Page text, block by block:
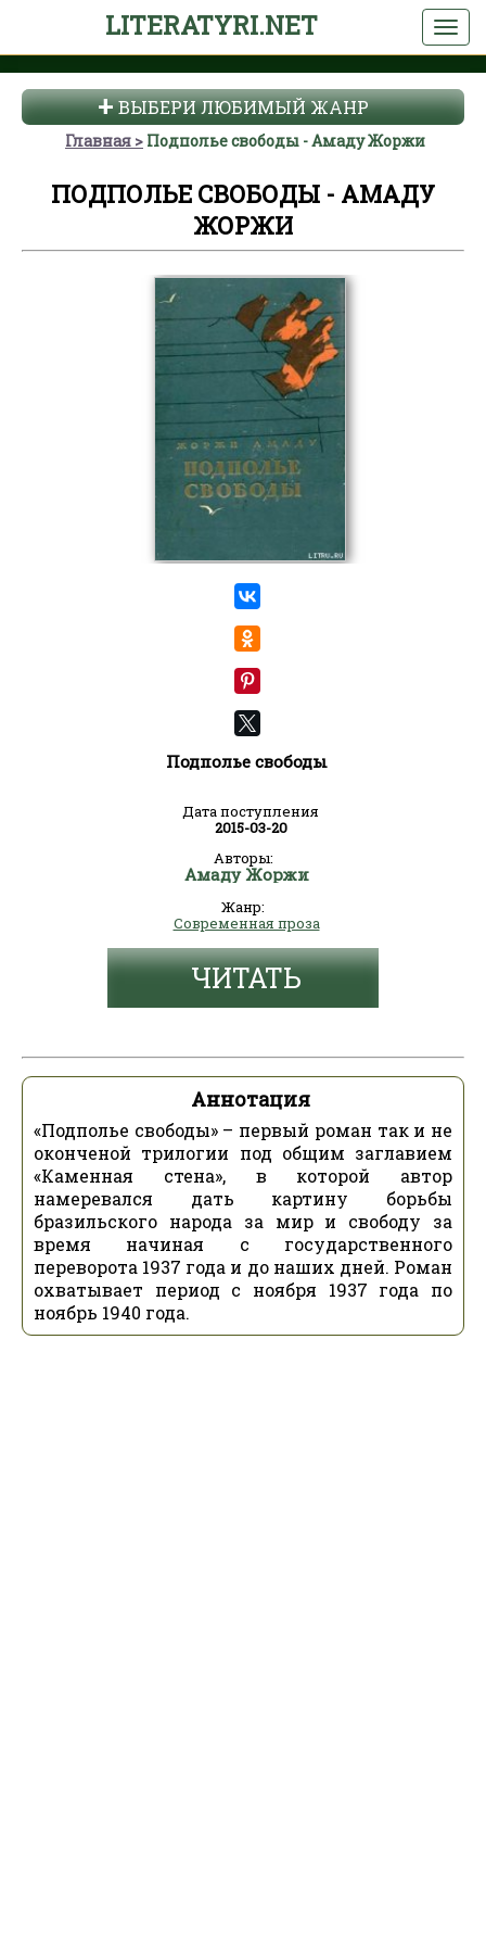
LITERATYRI.NET
ВЫБЕРИ ЛЮБИМЫЙ ЖАНР
Главная Подполье свободы - Амаду Жоржи
ПОДПОЛЬЕ СВОБОДЫ - АМАДУ
ЖОРЖИ
Подполье свободы
Дата поступления
2015-03-20
Авторы:
Амаду Жоржи
Жанр:
Современная проза
ЧИТАТЬ
Аннотация
«Подполье свободы» – первый роман так и не
оконченой трилогии под общим заглавием
«Каменная стена», в которой автор
намеревался дать картину борьбы
бразильского народа за мир и свободу за
время начиная с государственного
переворота 1937 года и до наших дней. Роман
охватывает период с ноября 1937 года по
ноябрь 1940 года.